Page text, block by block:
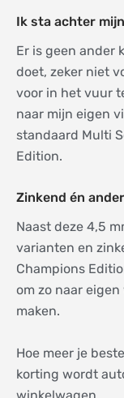
Ik sta achter
Er is geen ander
doet, zeker niet
voor in het vuur
naar mijn eigen
standaard Multi
Edition.
Zinkend én
Naast deze 4,5
varianten en
Champions
om zo naar
maken.
Hoe meer je
korting wordt
winkelwagen.